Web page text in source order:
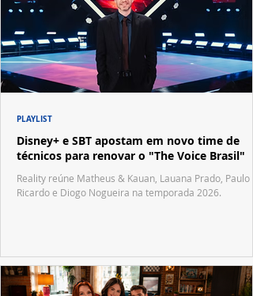
Disney+ e SBT apostam em novo time de
técnicos para renovar o "The Voice Brasil"
Reality reúne Matheus & Kauan, Lauana Prado, Paulo
Ricardo e Diogo Nogueira na temporada 2026.
PLAYLIST